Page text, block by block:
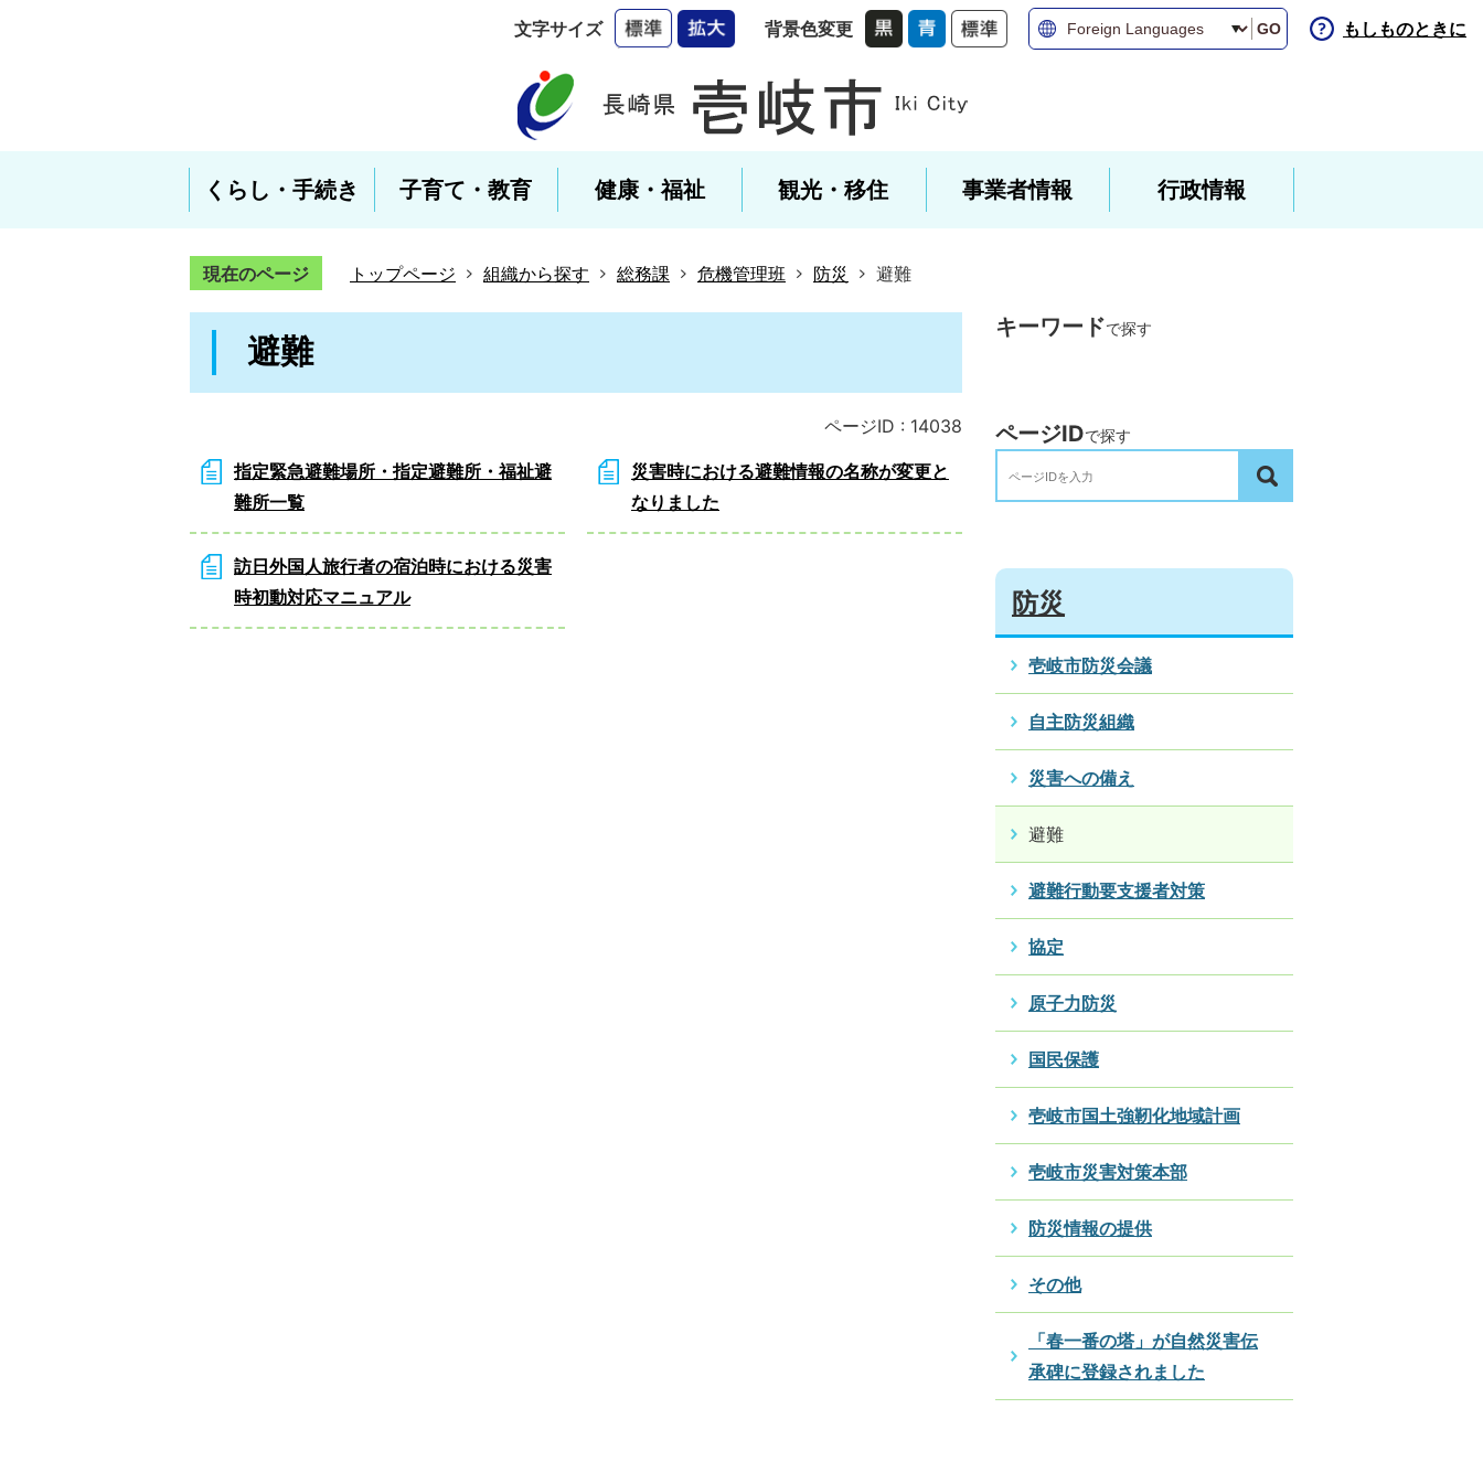
文字サイズ 背景色変更 GO もしものときに
くらし・手続き 子育て・教育 健康・福祉 観光・移住 事業者情報 行政情報
現在のページ トップページ 組織から探す 総務課 危機管理班 防災 避難
避難
ページID : 14038
指定緊急避難場所・指定避難所・福祉避
難所一覧
災害時における避難情報の名称が変更と
なりました
訪日外国人旅行者の宿泊時における災害
時初動対応マニュアル
キーワードで探す
ページIDで探す
防災
壱岐市防災会議
自主防災組織
災害への備え
避難
避難行動要支援者対策
協定
原子力防災
国民保護
壱岐市国土強靭化地域計画
壱岐市災害対策本部
防災情報の提供
その他
「春一番の塔」が自然災害伝
承碑に登録されました